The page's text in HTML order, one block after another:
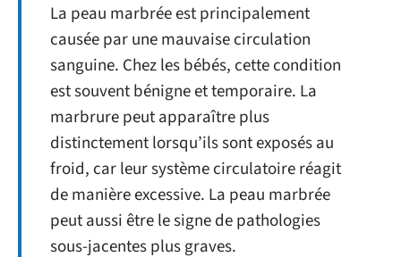
La peau marbrée est principalement
causée par une mauvaise circulation
sanguine. Chez les bébés, cette condition
est souvent bénigne et temporaire. La
marbrure peut apparaître plus
distinctement lorsqu’ils sont exposés au
froid, car leur système circulatoire réagit
de manière excessive. La peau marbrée
peut aussi être le signe de pathologies
sous-jacentes plus graves.